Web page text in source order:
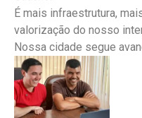
É mais infraestrutura,
valorização do nosso
Nossa cidade segue